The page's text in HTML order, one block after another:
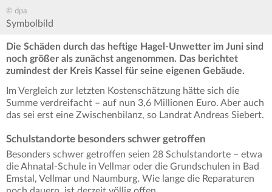
© dpa
Symbolbild
Die Schäden durch das heftige Hagel-Unwetter im Juni sind
noch größer als zunächst angenommen. Das berichtet
zumindest der Kreis Kassel für seine eigenen Gebäude.
Im Vergleich zur letzten Kostenschätzung hätte sich die
Summe verdreifacht – auf nun 3,6 Millionen Euro. Aber auch
das sei erst eine Zwischenbilanz, so Landrat Andreas Siebert.
Schulstandorte besonders schwer getroffen
Besonders schwer getroffen seien 28 Schulstandorte – etwa
die Ahnatal-Schule in Vellmar oder die Grundschulen in Bad
Emstal, Vellmar und Naumburg. Wie lange die Reparaturen